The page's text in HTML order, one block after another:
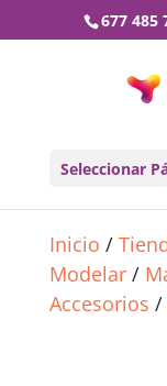
677 485
Seleccionar
Inicio /
Modelar/
Accesorios /